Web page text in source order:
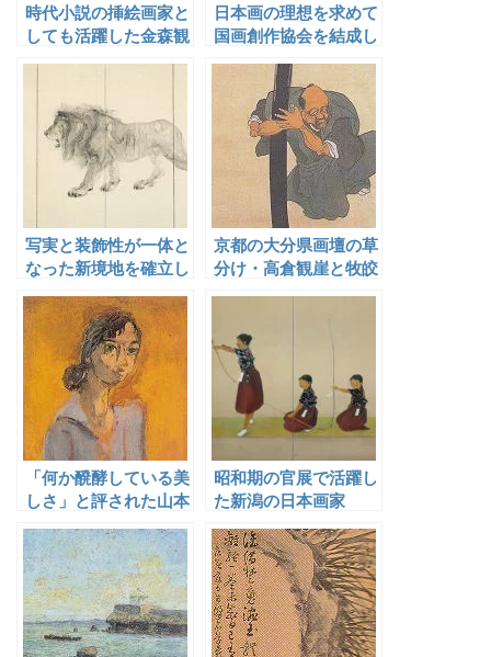
時代小説の挿絵画家と
しても活躍した金森観
陽
日本画の理想を求めて
国画創作協会を結成し
た土田麦僊
写実と装飾性が一体と
なった新境地を確立し
た平福百穂
京都の大分県画壇の草
分け・高倉観崖と牧皎
堂
「何か醗酵している美
しさ」と評された山本
菊造
昭和期の官展で活躍し
た新潟の日本画家